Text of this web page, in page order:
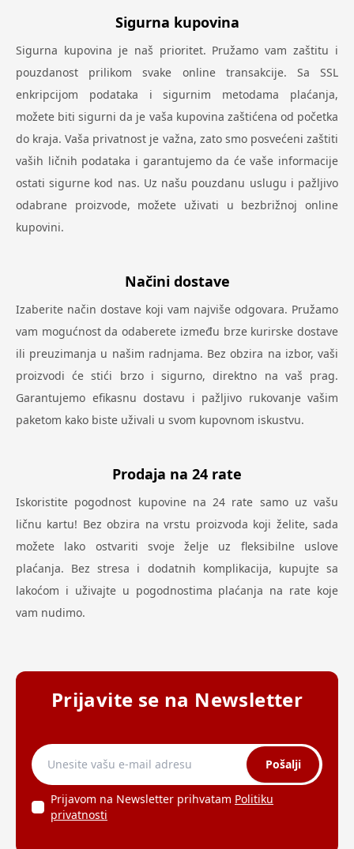
Sigurna kupovina
Sigurna kupovina je naš prioritet. Pružamo vam zaštitu i
pouzdanost prilikom svake online transakcije. Sa SSL
enkripcijom podataka i sigurnim metodama plaćanja,
možete biti sigurni da je vaša kupovina zaštićena od početka
do kraja. Vaša privatnost je važna, zato smo posvećeni zaštiti
vaših ličnih podataka i garantujemo da će vaše informacije
ostati sigurne kod nas. Uz našu pouzdanu uslugu i pažljivo
odabrane proizvode, možete uživati u bezbrižnoj online
kupovini.
Načini dostave
Izaberite način dostave koji vam najviše odgovara. Pružamo
vam mogućnost da odaberete između brze kurirske dostave
ili preuzimanja u našim radnjama. Bez obzira na izbor, vaši
proizvodi će stići brzo i sigurno, direktno na vaš prag.
Garantujemo efikasnu dostavu i pažljivo rukovanje vašim
paketom kako biste uživali u svom kupovnom iskustvu.
Prodaja na 24 rate
Iskoristite pogodnost kupovine na 24 rate samo uz vašu
ličnu kartu! Bez obzira na vrstu proizvoda koji želite, sada
možete lako ostvariti svoje želje uz fleksibilne uslove
plaćanja. Bez stresa i dodatnih komplikacija, kupujte sa
lakoćom i uživajte u pogodnostima plaćanja na rate koje
vam nudimo.
Prijavite se na Newsletter
Pošalji
Prijavom na Newsletter prihvatam Politiku
privatnosti